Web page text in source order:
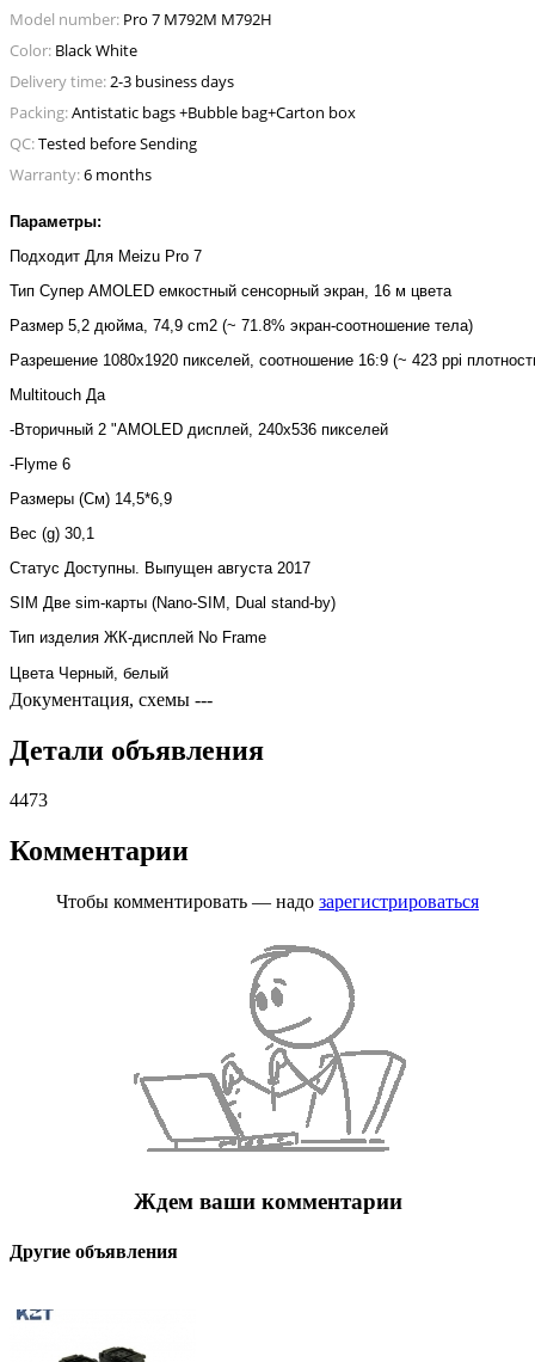
Model number: Pro 7 M792M M792H
Color: Black White
Delivery time:2-3 business days
Packing:Antistatic bags +Bubble bag+Carton box
QC:Tested before Sending
Warranty:6 months
Параметры:
Подходит Для Meizu Pro 7
Тип Супер AMOLED емкостный сенсорный экран, 16 м цвета
Размер 5,2 дюйма, 74,9 cm2 (~ 71.8% экран-соотношение тела)
Разрешение 1080x1920 пикселей, соотношение 16:9 (~ 423 ppi
Multitouch Да
-Вторичный 2 "AMOLED дисплей, 240x536 пикселей
-Flyme 6
Размеры (См) 14,5*6,9
Вес (g) 30,1
Статус Доступны. Выпущен августа 2017
SIM Две sim-карты (Nano-SIM, Dual stand-by)
Тип изделия ЖК-дисплей No Frame
Цвета Черный, белый
Документация, схемы ---
Детали объявления
4473
Комментарии
Чтобы комментировать — надо зарегистрироваться
Ждем ваши комментарии
Другие объявления